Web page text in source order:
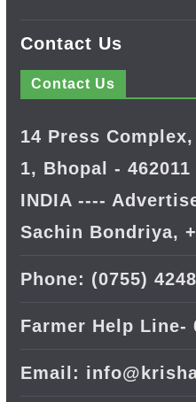
Contact Us
Contact Us
14 Press
1, Bhopal -
INDIA ----
Sachin Bondriya,
Phone: (0755)
Farmer Help Line-
Email: